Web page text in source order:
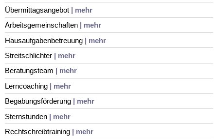
Übermittagsangebot | mehr
Arbeitsgemeinschaften | mehr
Hausaufgabenbetreuung | mehr
Streitschlichter | mehr
Beratungsteam | mehr
Lerncoaching | mehr
Begabungsförderung | mehr
Sternstunden | mehr
Rechtschreibtraining | mehr